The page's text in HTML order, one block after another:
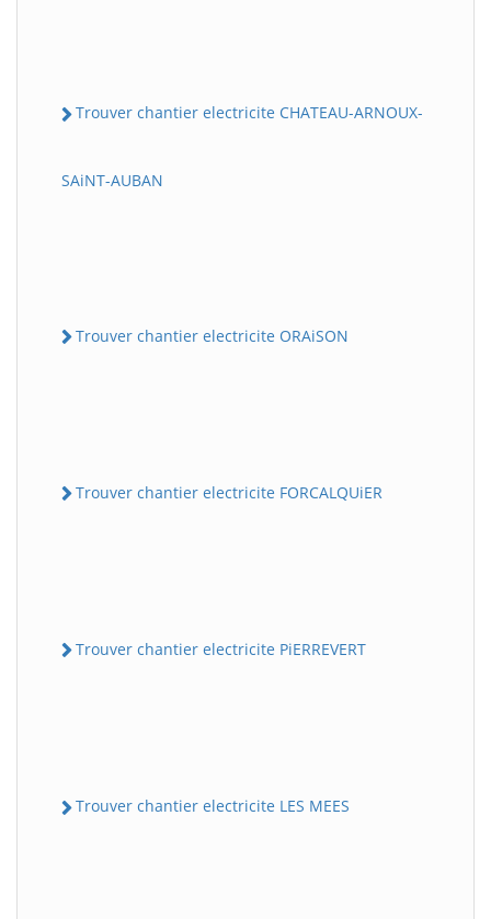
Trouver chantier electricite CHATEAU-ARNOUX-
SAiNT-AUBAN
Trouver chantier electricite ORAiSON
Trouver chantier electricite FORCALQUiER
Trouver chantier electricite PiERREVERT
Trouver chantier electricite LES MEES